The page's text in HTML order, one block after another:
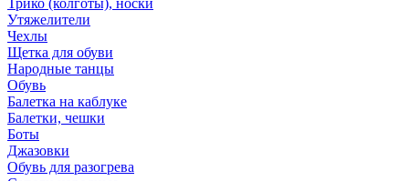
Трико (колготы), носки
Утяжелители
Чехлы
Щетка для обуви
Народные танцы
Обувь
Балетка на каблуке
Балетки, чешки
Боты
Джазовки
Обувь для разогрева